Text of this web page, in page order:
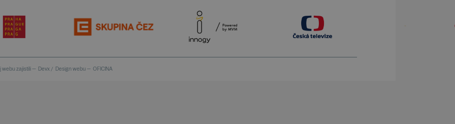
webu zajistili — Devx / Design webu — OFICINA